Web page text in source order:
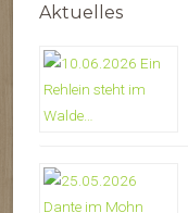
Aktuelles